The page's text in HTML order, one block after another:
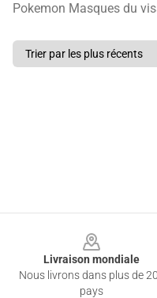
Pokemon Masques du
Livraison mondiale
Nous livrons dans plus de
pays